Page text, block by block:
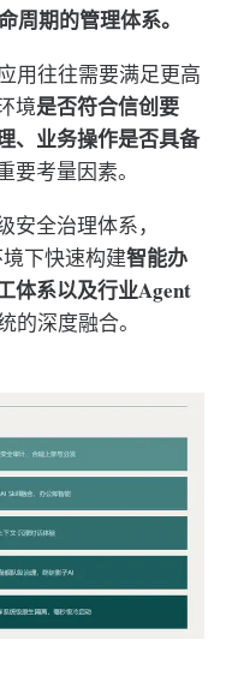
周期的管理体系。
用往往需要满足更高
境是否符合信创要
、业务操作是否具备
要考量因素。
全治理体系，
下快速构建智能办
体系以及行业Agent
的深度融合。